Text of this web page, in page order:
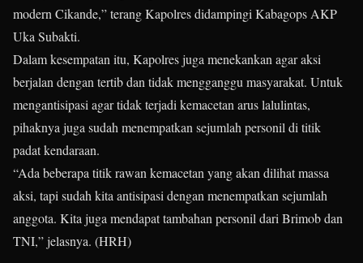
modern Cikande,” terang Kapolres didampingi Kabagops AKP
Uka Subakti.
Dalam kesempatan itu, Kapolres juga menekankan agar aksi
berjalan dengan tertib dan tidak mengganggu masyarakat. Untuk
mengantisipasi agar tidak terjadi kemacetan arus lalulintas,
pihaknya juga sudah menempatkan sejumlah personil di titik
padat kendaraan.
“Ada beberapa titik rawan kemacetan yang akan dilihat massa
aksi, tapi sudah kita antisipasi dengan menempatkan sejumlah
anggota. Kita juga mendapat tambahan personil dari Brimob dan
TNI,” jelasnya. (HRH)